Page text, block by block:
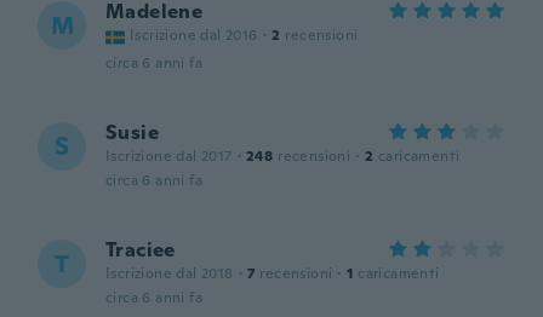
M Madelene
Iscrizione dal 2016 · 2 recensioni
circa 6 anni fa
S Susie
Iscrizione dal 2017 · 248 recensioni · 2 caricamenti
circa 6 anni fa
T Traciee
Iscrizione dal 2018 · 7 recensioni · 1 caricamenti
circa 6 anni fa